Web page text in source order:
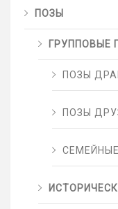
ПОЗЫ
ГРУППОВЫЕ
ПОЗЫ
ПОЗЫ